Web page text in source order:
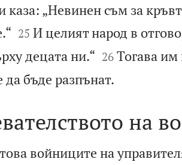
каза: „Невинен съм за

25 И целият народ в
децата ни.“
26 Тогава им
да бъде разпънат.
на
войниците на